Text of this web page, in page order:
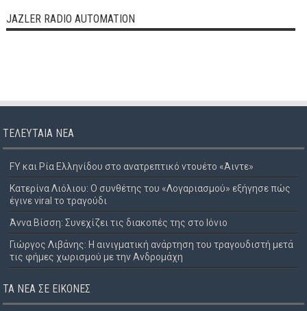
JAZLER RADIO AUTOMATION
ΤΕΛΕΥΤΑΊΑ ΝΈΑ
FY και Ρία Ελληνίδου στο ανατρεπτικό ντουέτο «Άιντε»
Κατερίνα Λιόλιου: Ο συνθέτης του «Λογαριασμού» εξήγησε πώς
έγινε viral το τραγούδι
Άννα Βίσση: Συνεχίζει τις διακοπές της στο Ιόνιο
Γιώργος Λιβάνης: Η αινιγματική ανάρτηση του τραγουδιστή μετά
τις φήμες χωρισμού με την Ανδρομάχη
ΤΑ ΝΈΑ ΣΕ ΕΙΚΌΝΕΣ